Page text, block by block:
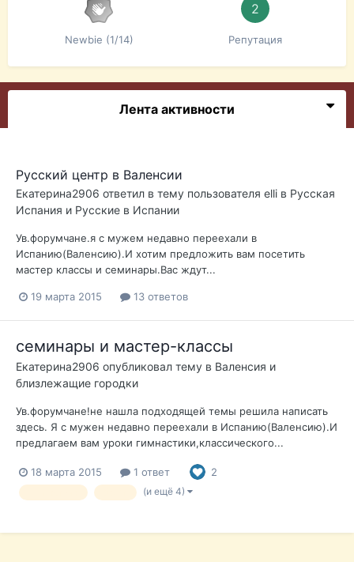
Newbie (1/14)
2
Репутация
Лента активности
Русский центр в Валенсии
Екатерина2906 ответил в тему пользователя elli в Русская
Испания и Русские в Испании
Ув.форумчане.я с мужем недавно переехали в
Испанию(Валенсию).И хотим предложить вам посетить
мастер классы и семинары.Вас ждут...
19 марта 2015 13 ответов
семинары и мастер-классы
Екатерина2906 опубликовал тему в Валенсия и
близлежащие городки
Ув.форумчане!не нашла подходящей темы решила написать
здесь. Я с мужен недавно переехали в Испанию(Валенсию).И
предлагаем вам уроки гимнастики,классического...
18 марта 2015 1 ответ 2
(и ещё 4)